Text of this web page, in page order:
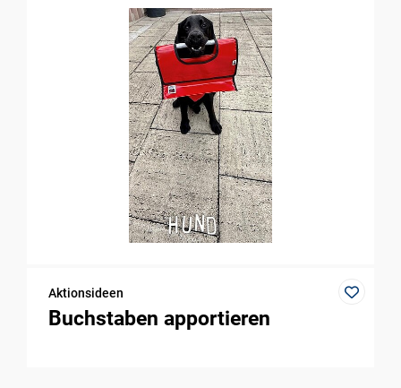
Aktionsideen
Buchstaben apportieren